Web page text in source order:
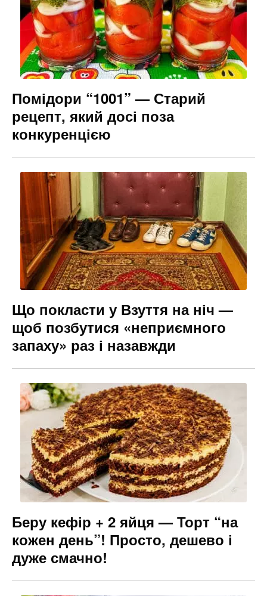
k
er
Помідори “1001” — Старий
рецепт, який досі поза
конкуренцією
Що покласти у Взуття на ніч —
щоб позбутися «неприємного
запаху» раз і назавжди
Беру кефір + 2 яйця — Торт “на
кожен день”! Просто, дешево і
дуже смачно!